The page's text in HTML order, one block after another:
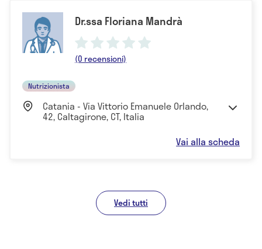
Dr.ssa Floriana Mandrà
(0 recensioni)
Nutrizionista
Catania - Via Vittorio Emanuele Orlando,
42, Caltagirone, CT, Italia
Vai alla scheda
Vedi tutti